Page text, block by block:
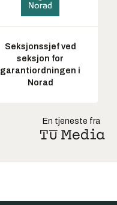
Seksjonssjef ved
seksjon for
garantiordningen i
Norad
En tjeneste fra